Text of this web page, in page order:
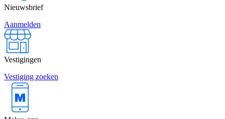
Nieuwsbrief
Aanmelden
Vestigingen
Vestiging zoeken